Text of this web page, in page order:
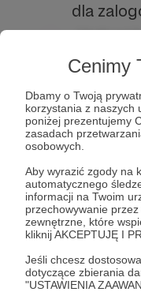
Cenimy
Dbamy o Twoją
korzystania z naszych
poniżej prezentujemy
zasadach
osobowych.
Aby wyrazić zgody na
automatycznego
informacji na Twoim
przechowywanie
zewnętrzne, które
kliknij AKCEPTUJĘ I
Jeśli chcesz
dotyczące zbierania
"USTAWIENIA
Użytkownik
Użytkownik
Komentarz
dla